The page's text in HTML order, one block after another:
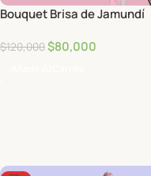
Bouquet Brisa de Jamundí
$120,000$80,000